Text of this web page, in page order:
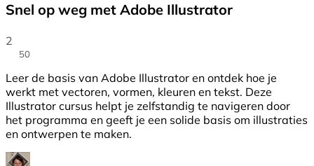
Snel op weg met Adobe Illustrator
2
50
Leer de basis van Adobe Illustrator en ontdek hoe je
werkt met vectoren, vormen, kleuren en tekst. Deze
Illustrator cursus helpt je zelfstandig te navigeren door
het programma en geeft je een solide basis om illustraties
en ontwerpen te maken.